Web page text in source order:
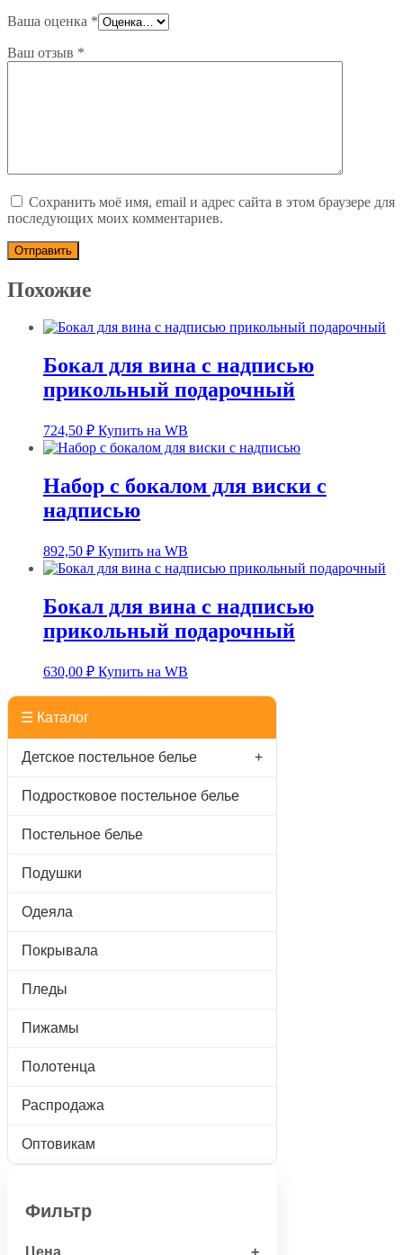
Ваша оценка *
Ваш отзыв *
Сохранить моё имя, email и адрес сайта в этом браузере для
последующих моих комментариев.
Похожие
Бокал для вина с надписью
прикольный подарочный
724,50 ₽ Купить на WB
Набор с бокалом для виски с
надписью
892,50 ₽ Купить на WB
Бокал для вина с надписью
прикольный подарочный
630,00 ₽ Купить на WB
☰ Каталог
Детское постельное белье +
Подростковое постельное белье
Постельное белье
Подушки
Одеяла
Покрывала
Пледы
Пижамы
Полотенца
Распродажа
Оптовикам
Фильтр
Цена +